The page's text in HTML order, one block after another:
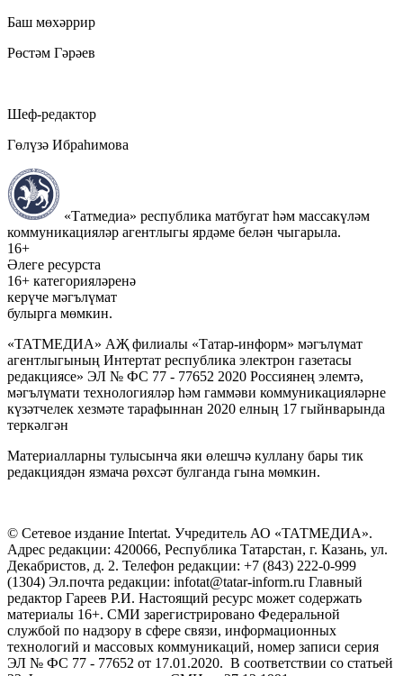
Баш мөхәррир
Рөстәм Гәрәев
Шеф-редактор
Гөлүзә Ибраһимова
«Татмедиа» республика матбугат һәм массакүләм
коммуникацияләр агентлыгы ярдәме белән чыгарыла.
16+
Әлеге ресурста
16+ категорияләренә
керүче мәгълүмат
булырга мөмкин.
«ТАТМЕДИА» АҖ филиалы «Татар-информ» мәгълүмат
агентлыгының Интертат республика электрон газетасы
редакциясе» ЭЛ № ФС 77 - 77652 2020 Россиянең элемтә,
мәгълүмати технологияләр һәм гаммәви коммуникацияләрне
күзәтчелек хезмәте тарафыннан 2020 елның 17 гыйнварында
теркәлгән
Материалларны тулысынча яки өлешчә куллану бары тик
редакциядән язмача рөхсәт булганда гына мөмкин.
© Сетевое издание Intertat. Учредитель АО «ТАТМЕДИА».
Адрес редакции: 420066, Республика Татарстан, г. Казань, ул.
Декабристов, д. 2. Телефон редакции: +7 (843) 222-0-999
(1304) Эл.почта редакции: infotat@tatar-inform.ru Главный
редактор Гареев Р.И. Настоящий ресурс может содержать
материалы 16+. СМИ зарегистрировано Федеральной
службой по надзору в сфере связи, информационных
технологий и массовых коммуникаций, номер записи серия
ЭЛ № ФС 77 - 77652 от 17.01.2020. В соответствии со статьей